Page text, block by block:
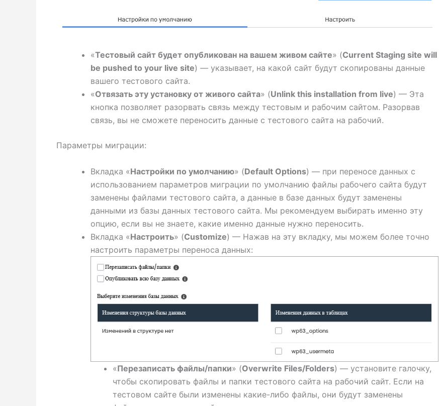
«Тестовый сайт будет опубликован на вашем живом сайте» (Current Staging site will
be pushed to your live site) — указывает, на какой сайт будут скопированы данные
вашего тестового сайта.
«Отвязать эту установку от живого сайта» (Unlink this installation from live) — Эта
кнопка позволяет разорвать связь между тестовым и рабочим сайтом. Разорвав
связь, вы не сможете переносить данные с тестового сайта на рабочий.
Параметры миграции:
Вкладка «Настройки по умолчанию» (Default Options) — при переносе данных с
использованием параметров миграции по умолчанию файлы рабочего сайта будут
заменены файлами тестового сайта, а данные в базе данных будут заменены
данными из базы данных тестового сайта. Мы рекомендуем выбирать именно эту
опцию, если вы не знаете, какие именно данные нужно переносить.
Вкладка «Настроить» (Customize) — Нажав на эту вкладку, мы можем более точно
настроить параметры переноса данных:
«Перезаписать файлы/папки» (Overwrite Files/Folders) — установите галочку,
чтобы скопировать файлы и папки тестового сайта на рабочий сайт. Если на
тестовом сайте были изменены какие-либо файлы, они будут заменены